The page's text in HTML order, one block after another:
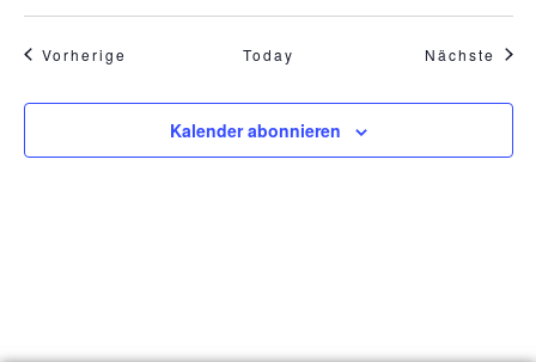
Vorherige VeranstaltungenToday Nächste
Kalender abonnieren